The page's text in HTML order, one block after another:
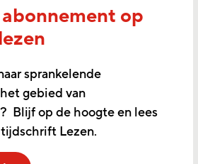
op
sprankelende
gebied van
Blijf op de hoogte en lees
Lezen.